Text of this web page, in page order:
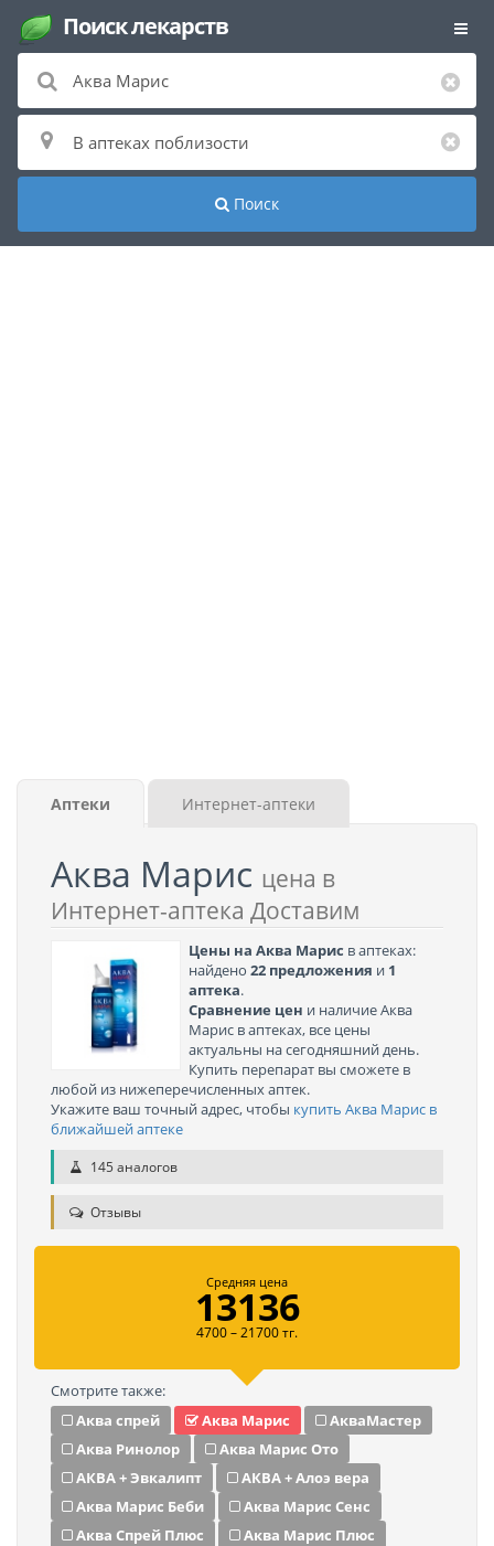
Поиск лекарств
Поиск
Аптеки Интернет-аптеки
Аква Марис цена в
Интернет-аптека Доставим
Цены на Аква Марис в аптеках:
найдено 22 предложения и 1
аптека.
Сравнение цен и наличие Аква
Марис в аптеках, все цены
актуальны на сегодняшний день.
Купить перепарат вы сможете в
любой из нижеперечисленных аптек.
Укажите ваш точный адрес, чтобы купить Аква Марис в
ближайшей аптеке
145 аналогов
Отзывы
Средняя цена
13136
4700 – 21700 тг.
Смотрите также:
Аква спрей
Аква Марис
АкваМастер
Аква Ринолор
Аква Марис Ото
АКВА + Эвкалипт
АКВА + Алоэ вера
Аква Марис Беби
Аква Марис Сенс
Аква Спрей Плюс
Аква Марис Плюс